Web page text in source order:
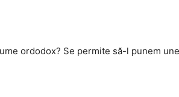
ordodox? Se permite să-l punem